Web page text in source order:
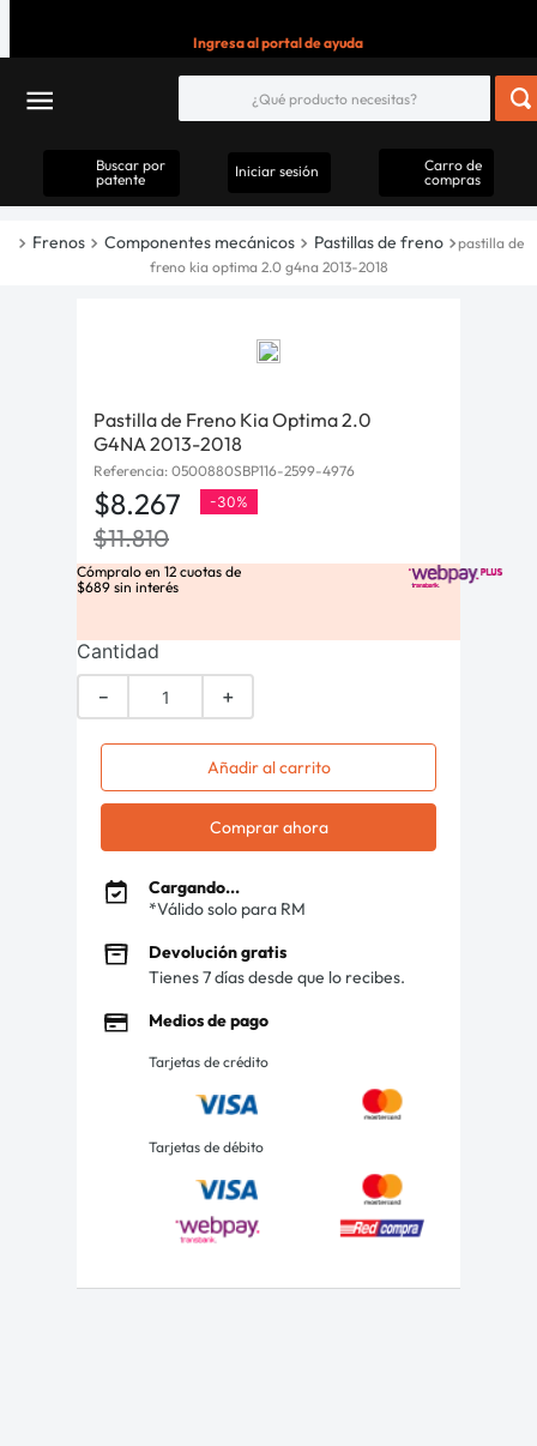
Ingresa al portal de ayuda
Buscar por
patente
Iniciar sesión
Carro de
compras
Frenos Componentes mecánicos Pastillas de freno
pastilla de
freno kia optima 2.0 g4na 2013-2018
Pastilla de Freno Kia Optima 2.0
G4NA 2013-2018
Referencia: 0500880SBP116-2599-4976
$8.267 -30%
$11.810
Cómpralo en 12 cuotas de
$689 sin interés
Cantidad
＋
－
Añadir al carrito
Comprar ahora
Cargando...
*Válido solo para RM
Devolución gratis
Tienes 7 días desde que lo recibes.
Medios de pago
Tarjetas de crédito
Tarjetas de débito